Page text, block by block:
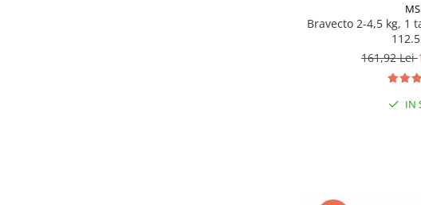
Bravecto 2-4,5 kg, 1
161,92 Lei
IN